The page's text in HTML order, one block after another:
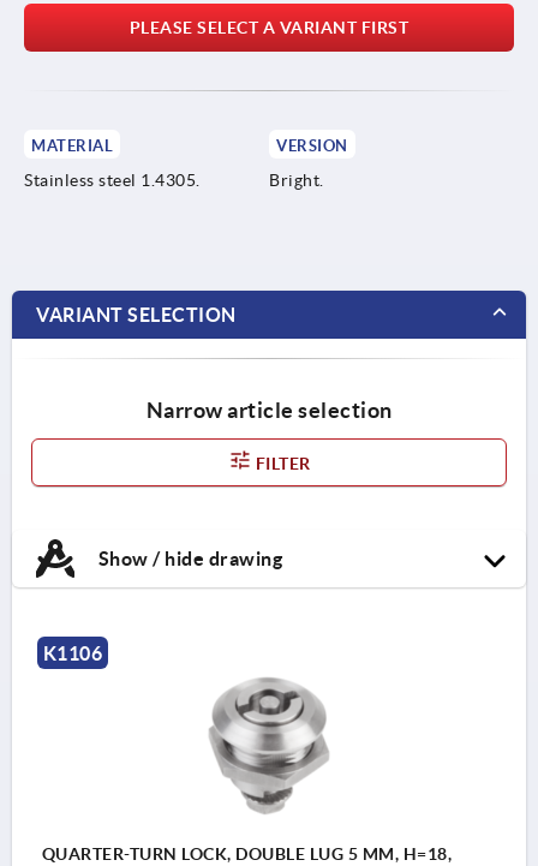
PLEASE SELECT A VARIANT FIRST
MATERIAL
Stainless steel 1.4305.
VERSION
Bright.
VARIANT SELECTION
Narrow article selection
FILTER
Show / hide drawing
K1106
QUARTER-TURN LOCK, DOUBLE LUG 5 MM, H=18,